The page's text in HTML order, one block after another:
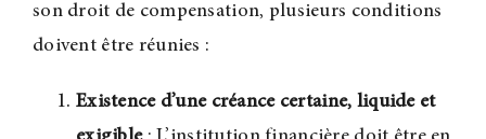
son droit de compensation, plusieurs conditions
doivent être réunies :
Existence d’une créance certaine, liquide et